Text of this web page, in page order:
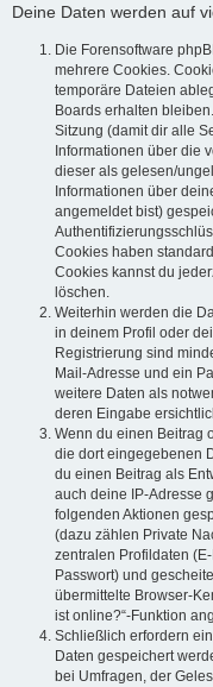
Deine Daten werden auf
Die Forensoftware
mehrere Cookies.
temporäre Dateien
Boards erhalten
Sitzung (damit dir alle
Informationen über die
dieser als gelesen/
Informationen über
angemeldet bist)
Cookies haben
Cookies kannst du
löschen.
Weiterhin werden die
in deinem Profil oder
Registrierung sind
Mail-Adresse und ein
weitere Daten als
deren Eingabe
Wenn du einen Beitrag
die dort eingegebenen
du einen Beitrag als
auch deine IP-Adresse
folgenden Aktionen
(dazu zählen Private
zentralen Profildaten
Passwort) und
übermittelte Browser-
ist online?“-Funktion
Schließlich erfordern
Daten gespeichert
bei Umfragen, der